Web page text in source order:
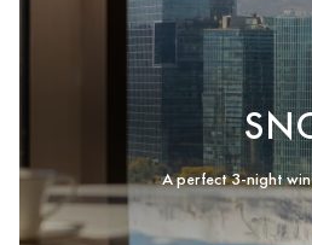
A perfect 3-night